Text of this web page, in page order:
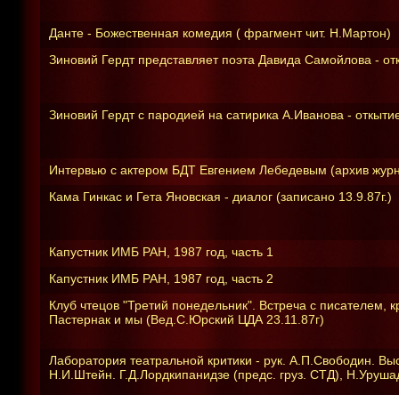
Данте - Божественная комедия ( фрагмент чит. Н.Мартон)
Зиновий Гердт представляет поэта Давида Самойлова -
Зиновий Гердт с пародией на сатирика А.Иванова -
Интервью с актером БДТ Евгением Лебедевым (архив
Кама Гинкас и Гета Яновская - диалог (записано 13.9.87г.)
Капустник ИМБ РАН, 1987 год, часть 1
Капустник ИМБ РАН, 1987 год, часть 2
Клуб чтецов "Третий понедельник". Встреча с
Пастернак и мы (Вед.С.Юрский ЦДА 23.11.87г)
Лаборатория театральной критики - рук. А.П.Свободин.
Н.И.Штейн. Г.Д.Лордкипанидзе (предс. груз. СТД),